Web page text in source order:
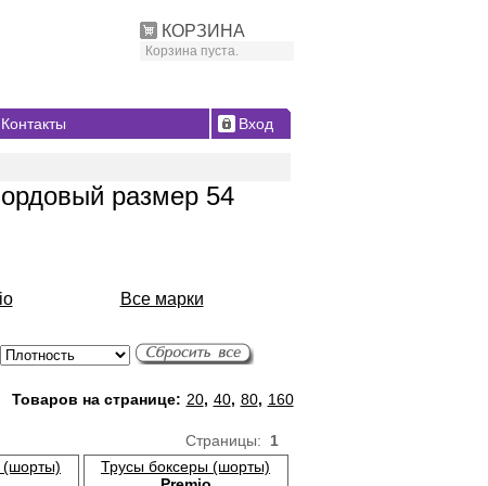
КОРЗИНА
Корзина пуста.
Контакты Вход
размер 54
Все марки
Товаров на странице: 20, 40, 80, 160
Страницы: 1
(шорты)
Трусы боксеры (шорты)